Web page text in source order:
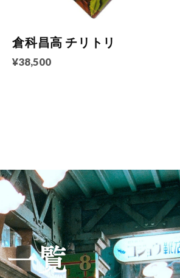
倉科昌高 チリトリ
¥38,500